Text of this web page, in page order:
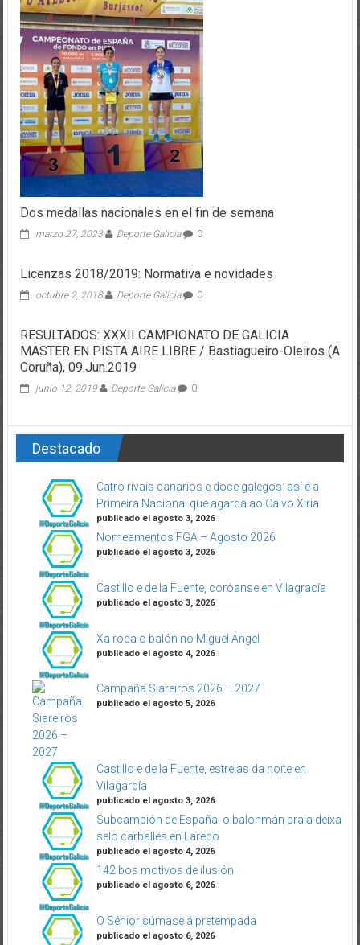
Dos medallas nacionales en el fin de semana
marzo 27, 2023 Deporte Galicia 0
Licenzas 2018/2019: Normativa e novidades
octubre 2, 2018 Deporte Galicia 0
RESULTADOS: XXXII CAMPIONATO DE GALICIA
MASTER EN PISTA AIRE LIBRE / Bastiagueiro-Oleiros (A
Coruña), 09.Jun.2019
junio 12, 2019 Deporte Galicia 0
Destacado
Catro rivais canarios e doce galegos: así é a
Primeira Nacional que agarda ao Calvo Xiria
publicado el agosto 3, 2026
Nomeamentos FGA – Agosto 2026
publicado el agosto 3, 2026
Castillo e de la Fuente, coróanse en Vilagracía
publicado el agosto 3, 2026
Xa roda o balón no Miguel Ángel
publicado el agosto 4, 2026
Campaña Siareiros 2026 – 2027
publicado el agosto 5, 2026
Castillo e de la Fuente, estrelas da noite en
Vilagarcía
publicado el agosto 3, 2026
Subcampión de España: o balonmán praia deixa
selo carballés en Laredo
publicado el agosto 4, 2026
142 bos motivos de ilusión
publicado el agosto 6, 2026
O Sénior súmase á pretempada
publicado el agosto 6, 2026